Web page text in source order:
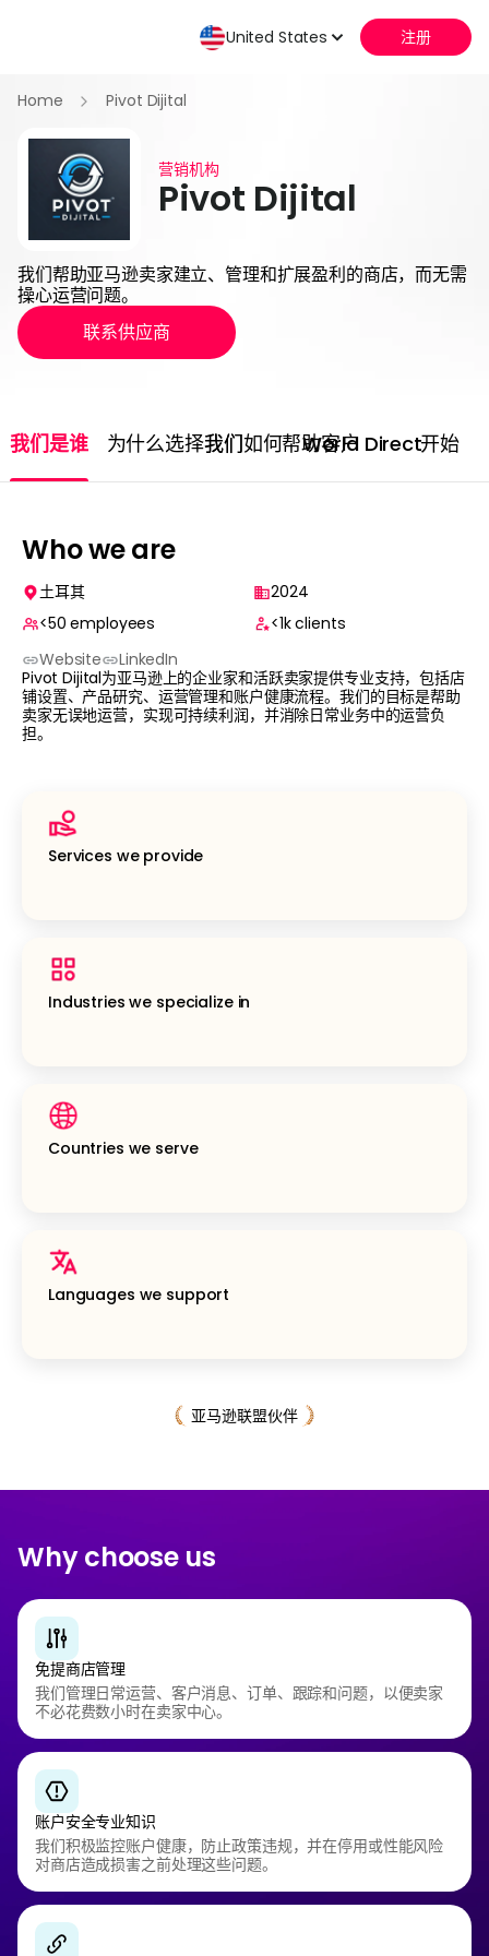
Home Pivot Dijital
营销机构
Pivot Dijital
我们帮助亚马逊卖家建立、管理和扩展盈利的商店，而无需
操心运营问题。
联系供应商
我们是谁 为什么选择我们我们如何帮助客户World Direct开始
Who we are
土耳其
2024
<50 employees <1kclients
Website
LinkedIn
Pivot Dijital为亚马逊上的企业家和活跃卖家提供专业支持，包括店
铺设置、产品研究、运营管理和账户健康流程。我们的目标是帮助
卖家无误地运营，实现可持续利润，并消除日常业务中的运营负
担。
Services we provide
Industries we specialize in
Countries we serve
Languages we support
亚马逊联盟伙伴
Why choose us
免提商店管理
我们管理日常运营、客户消息、订单、跟踪和问题，以便卖家
不必花费数小时在卖家中心。
账户安全专业知识
我们积极监控账户健康，防止政策违规，并在停用或性能风险
对商店造成损害之前处理这些问题。
United States 注册